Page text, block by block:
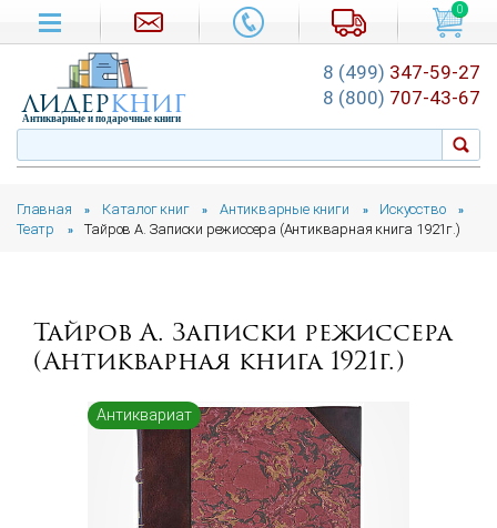
Главная » Каталог книг » Антикварные книги » Искусство »
Театр » Тайров А. Записки режиссера (Антикварная книга 1921г.)
Тайров А. Записки режиссера
(Антикварная книга 1921г.)
Антиквариат
0
лидеркниг
Антикварные и подарочные книги
8 (499) 347-59-27
8 (800) 707-43-67